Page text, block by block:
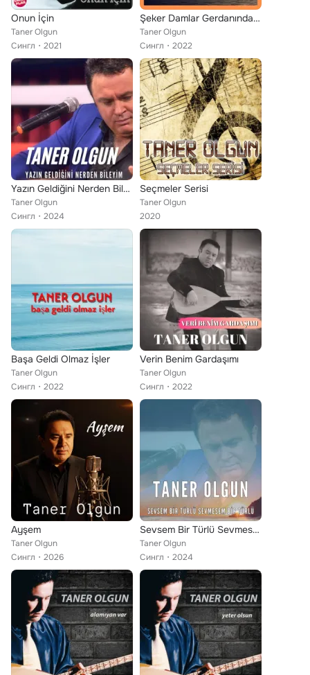
Onun İçin
Taner Olgun
Сингл
2021
Şeker Damlar Gerdanından (Remix)
Taner Olgun
Сингл
2022
Yazın Geldiğini Nerden Bileyim
Taner Olgun
Сингл
2024
Seçmeler Serisi
Taner Olgun
2020
Başa Geldi Olmaz İşler
Taner Olgun
Сингл
2022
Verin Benim Gardaşımı
Taner Olgun
Сингл
2022
Ayşem
Taner Olgun
Сингл
2026
Sevsem Bir Türlü Sevmesem Bir türlü
Taner Olgun
Сингл
2024